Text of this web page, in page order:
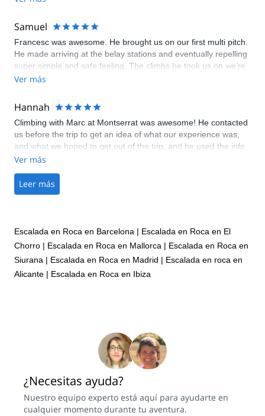
Samuel
Francesc was awesome. He brought us on our first multi pitch.
He made arriving at the belay stations and eventually repelling
super simple and safe feeling. The climbs he took us on we’re
awesome and would have taken us hours to find if we just
was in Spanish) Definitely the highlight of our honeymoon.
Ver más
Hannah
Climbing with Marc at Montserrat was awesome! He contacted
us before the trip to get an idea of what our experience was,
and what we hoped to get out of the trip, and he used the info
to help design the perfect climbing day for us! We felt
had a great time with him. He was also kind enough to capture
action photos of us during the climb. Also, the location is
to climbers of any level!!
Ver más
Leer más
Escalada en Roca en Barcelona | Escalada en Roca en El
Chorro | Escalada en Roca en Mallorca | Escalada en Roca en
Siurana | Escalada en Roca en Madrid | Escalada en roca en
Alicante | Escalada en Roca en Ibiza
¿Necesitas ayuda?
Nuestro equipo experto está aquí para ayudarte en
cualquier momento durante tu aventura.